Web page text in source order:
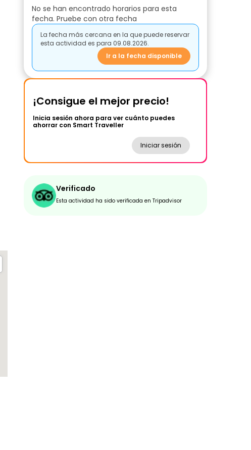
No se han encontrado horarios para esta
fecha. Pruebe con otra fecha
La fecha más cercana en la que puede reservar
esta actividad es para 09.08.2026.
Ir a la fecha disponible
¡Consigue el mejor precio!
Inicia sesión ahora para ver cuánto puedes
ahorrar con Smart Traveller
Iniciar sesión
Verificado
Esta actividad ha sido verificada en Tripadvisor